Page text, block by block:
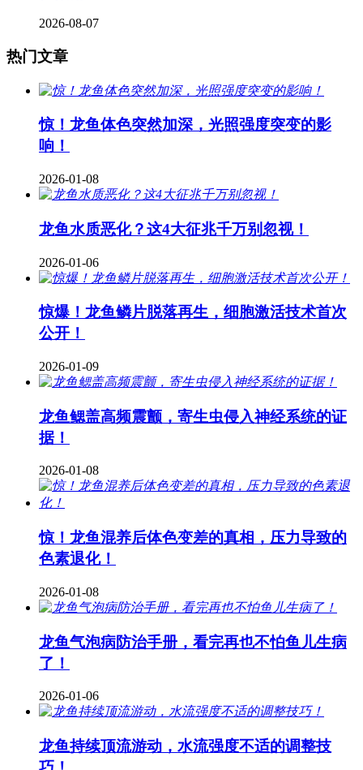
2026-08-07
热门文章
惊！龙鱼体色突然加深，光照强度突变的影
响！
2026-01-08
龙鱼水质恶化？这4大征兆千万别忽视！
2026-01-06
惊爆！龙鱼鳞片脱落再生，细胞激活技术首次
公开！
2026-01-09
龙鱼鳃盖高频震颤，寄生虫侵入神经系统的证
据！
2026-01-08
惊！龙鱼混养后体色变差的真相，压力导致的
色素退化！
2026-01-08
龙鱼气泡病防治手册，看完再也不怕鱼儿生病
了！
2026-01-06
龙鱼持续顶流游动，水流强度不适的调整技